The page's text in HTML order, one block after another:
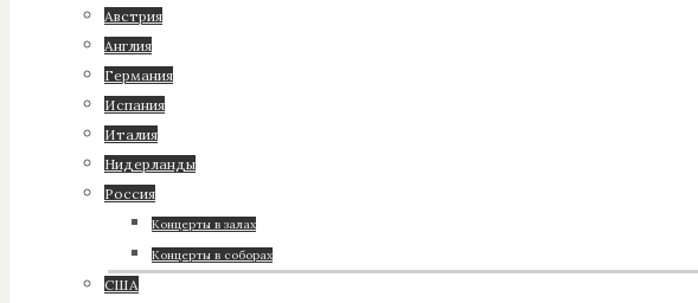
Австрия
Англия
Германия
Испания
Италия
Нидерланды
Россия
Концерты в залах
Концерты в соборах
США